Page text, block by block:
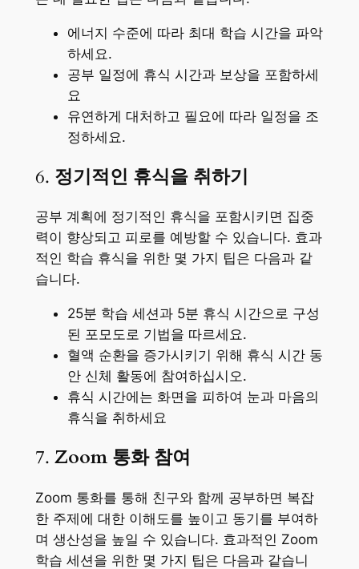
에너지 수준에 따라 최대 학습 시간을 파악
하세요.
공부 일정에 휴식 시간과 보상을 포함하세
요
유연하게 대처하고 필요에 따라 일정을 조
정하세요.
6. 정기적인 휴식을 취하기
공부 계획에 정기적인 휴식을 포함시키면 집중
력이 향상되고 피로를 예방할 수 있습니다. 효과
적인 학습 휴식을 위한 몇 가지 팁은 다음과 같
습니다.
25분 학습 세션과 5분 휴식 시간으로 구성
된 포모도로 기법을 따르세요.
혈액 순환을 증가시키기 위해 휴식 시간 동
안 신체 활동에 참여하십시오.
휴식 시간에는 화면을 피하여 눈과 마음의
휴식을 취하세요
7. Zoom 통화 참여
Zoom 통화를 통해 친구와 함께 공부하면 복잡
한 주제에 대한 이해도를 높이고 동기를 부여하
며 생산성을 높일 수 있습니다. 효과적인 Zoom
학습 세션을 위한 몇 가지 팁은 다음과 같습니